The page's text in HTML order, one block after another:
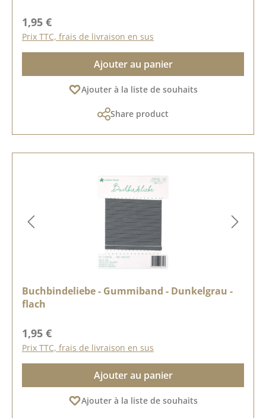
Prix régulier :
1,95 €
Prix TTC, frais de livraison en sus
Ajouter au panier
Ajouter à la liste de souhaits
Share product
Buchbindeliebe - Gummiband - Dunkelgrau -
flach
Prix régulier :
1,95 €
Prix TTC, frais de livraison en sus
Ajouter au panier
Ajouter à la liste de souhaits